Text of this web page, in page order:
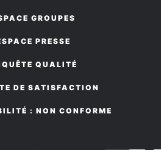
GROUPES
PRESSE
QUALITÉ
DE SATISFACTION
: NON CONFORME